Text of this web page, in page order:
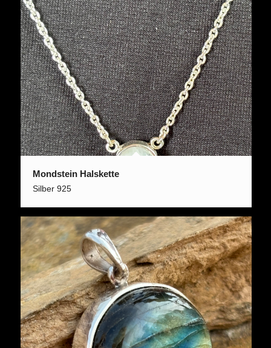
Mondstein Halskette
Silber 925